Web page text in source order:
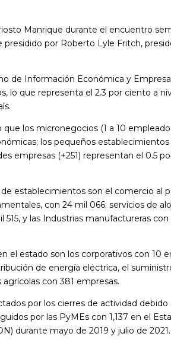
Manrique durante el encuentro
por Roberto Lyle Fritch,
de Información Económica y
lo que representa el 2.3 por ciento a
los micronegocios (1 a 10
los pequeños establecimientos
empresas (+251) representan el 0.5
establecimientos son el comercio al
con 24 mil 066; servicios de
y las Industrias manufactureras
el estado son los corporativos con 10
de energía eléctrica, el
con 381 empresas.
por los cierres de actividad debido
por las PyMEs con 1,137 en el
durante mayo de 2019 y julio de 2021.